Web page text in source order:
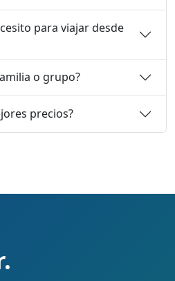
para viajar desde
o grupo?
precios?